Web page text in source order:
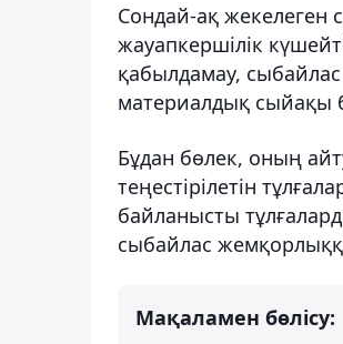
Сондай-ақ жекелеген
жауапкершілік
қабылдамау,
материалдық сыйақы
Бұдан бөлек, оның
теңестірілетін
байланысты
сыбайлас
Мақаламен бөлісу: